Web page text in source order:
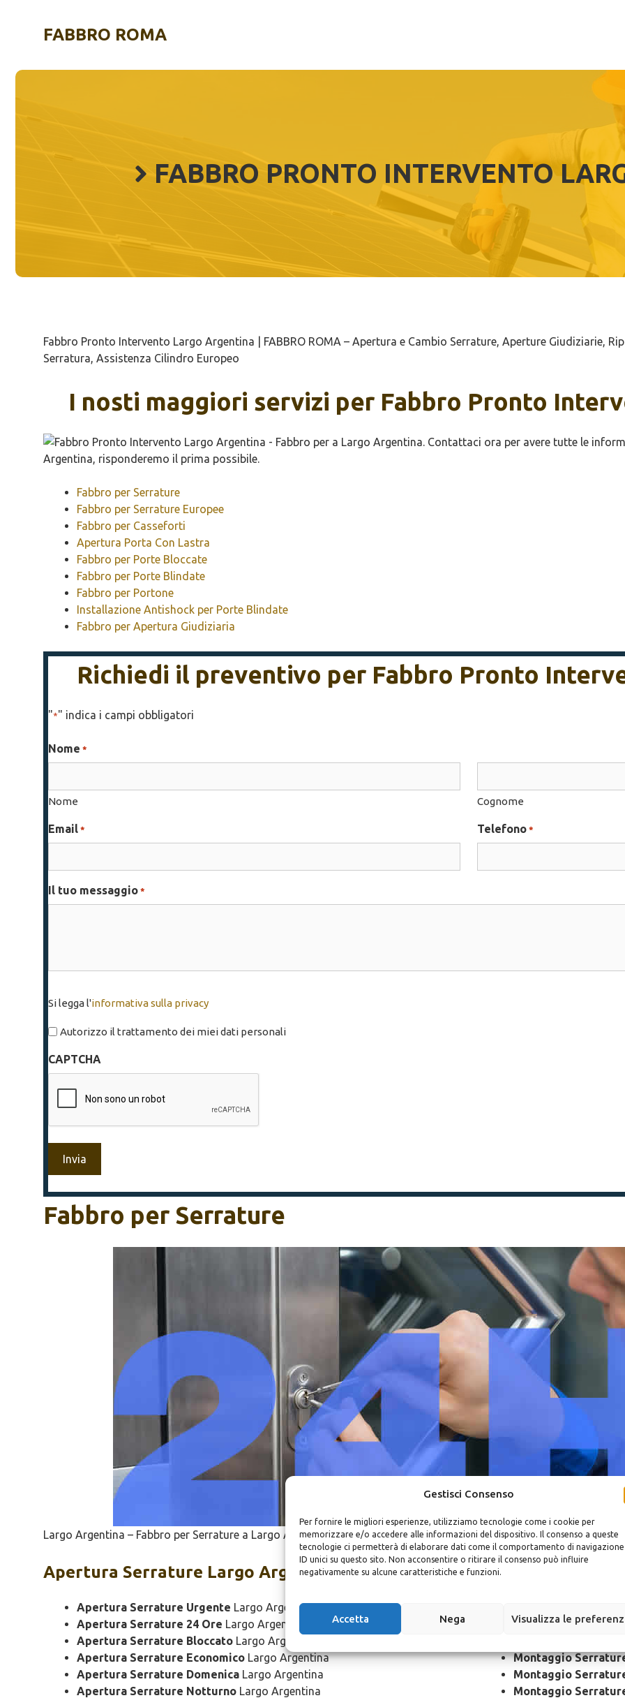
Gestisci Consenso
Per fornire le migliori esperienze, utilizziamo tecnologie come i cookie per
memorizzare e/o accedere alle informazioni del dispositivo. Il consenso a queste
tecnologie ci permetterà di elaborare dati come il comportamento di
ID unici su questo sito. Non acconsentire o ritirare il consenso può influire
negativamente su alcune caratteristiche e funzioni.
Accetta Nega Visualizza le
contenutoFABBRO ROMA
FABBRO PRONTO INTERVENTO
Fabbro Pronto Intervento Largo Argentina | FABBRO ROMA – Apertura e Cambio Serrature, Aperture Giudiziarie,
Serratura, Assistenza Cilindro Europeo
I nosti maggiori servizi per Fabbro Pronto
Fabbro per Serrature
Fabbro per Serrature Europee
Fabbro per Casseforti
Apertura Porta Con Lastra
Fabbro per Porte Bloccate
Fabbro per Porte Blindate
Fabbro per Portone
Installazione Antishock per Porte Blindate
Fabbro per Apertura Giudiziaria
Richiedi il preventivo per Fabbro Pronto
"*" indica i campi obbligatori
Nome *
Nome Cognome
Email * Telefono *
Il tuo messaggio *
legga
l'informativa
privacy
Si legga l'informativa sulla privacy
Autorizzo il trattamento dei miei dati personali
CAPTCHA
Fabbro per Serrature
Largo Argentina – Fabbro per Serrature a Largo Argentina
Apertura Serrature Largo Argentina
Apertura Serrature Urgente Largo Argentina
Apertura Serrature 24 Ore Largo Argentina
Apertura Serrature Bloccato Largo Argentina
Apertura Serrature Economico Largo Argentina
Apertura Serrature Domenica Largo Argentina
Apertura Serrature Notturno Largo Argentina
Montaggio
Montaggio
Montaggio
Montaggio
Montaggio